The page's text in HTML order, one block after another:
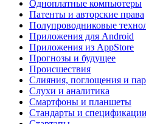
Одноплатные компьютеры
Патенты и авторские права
Полупроводниковые
Приложения для Android
Приложения из AppStore
Прогнозы и будущее
Происшествия
Слияния, поглощения и
Слухи и аналитика
Смартфоны и планшеты
Стандарты и спецификации